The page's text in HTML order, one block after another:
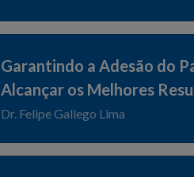
Garantindo a Adesão do
Alcançar os Melhores
Dr. Felipe Gallego Lima